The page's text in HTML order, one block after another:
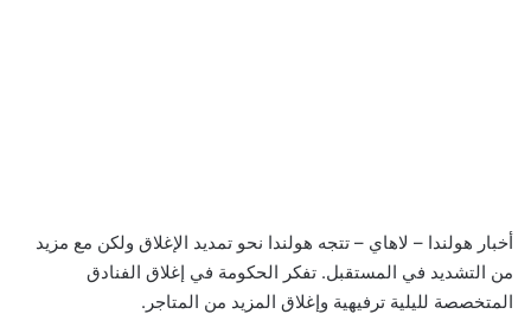
أخبار هولندا – لاهاي – تتجه هولندا نحو تمديد الإغلاق ولكن مع مزيد
من التشديد في المستقبل. تفكر الحكومة في إغلاق الفنادق
المتخصصة لليلية ترفيهية وإغلاق المزيد من المتاجر.